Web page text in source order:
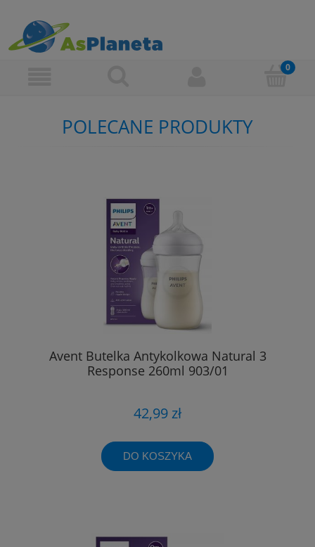
POLECANE PRODUKTY
Avent Butelka Antykolkowa Natural 3
Response 260ml 903/01
42,99 zł
DO KOSZYKA